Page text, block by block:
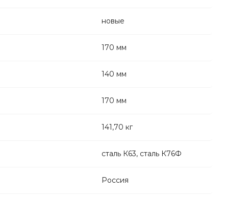
новые
170 мм
140 мм
170 мм
141,70 кг
сталь К63, сталь К76Ф
Россия